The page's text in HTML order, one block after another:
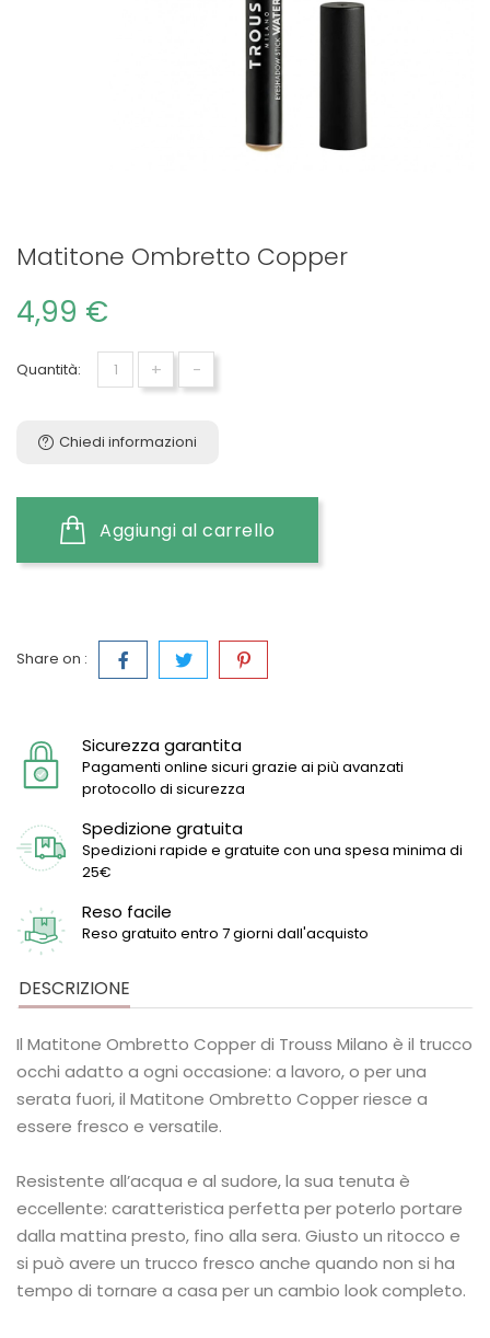
Matitone Ombretto Copper
4,99 €
Quantità: + -
Chiedi informazioni
Aggiungi al carrello
Share on :
Sicurezza garantita
Pagamenti online sicuri grazie ai più avanzati
protocollo di sicurezza
Spedizione gratuita
Spedizioni rapide e gratuite con una spesa minima di
25€
Reso facile
Reso gratuito entro 7 giorni dall'acquisto
DESCRIZIONE
Il Matitone Ombretto Copper di Trouss Milano è il trucco
occhi adatto a ogni occasione: a lavoro, o per una
serata fuori, il Matitone Ombretto Copper riesce a
essere fresco e versatile.
Resistente all’acqua e al sudore, la sua tenuta è
eccellente: caratteristica perfetta per poterlo portare
dalla mattina presto, fino alla sera. Giusto un ritocco e
si può avere un trucco fresco anche quando non si ha
tempo di tornare a casa per un cambio look completo.